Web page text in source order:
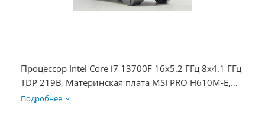
Процессор Intel Core i7 13700F 16x5.2 ГГц 8x4.1 ГГц
TDP 219В, Материнская плата MSI PRO H610M-E,
Видеокарта RTX 4060Ti 8Гб, Память DDR4 8Gb,
Подробнее